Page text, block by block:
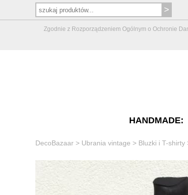
Zgodnie z Rozporządzeniem Ogólnym o Ochronie
HANDMADE:
DecoBazaar > Ubrania vintage > Bluzki i T-shirty